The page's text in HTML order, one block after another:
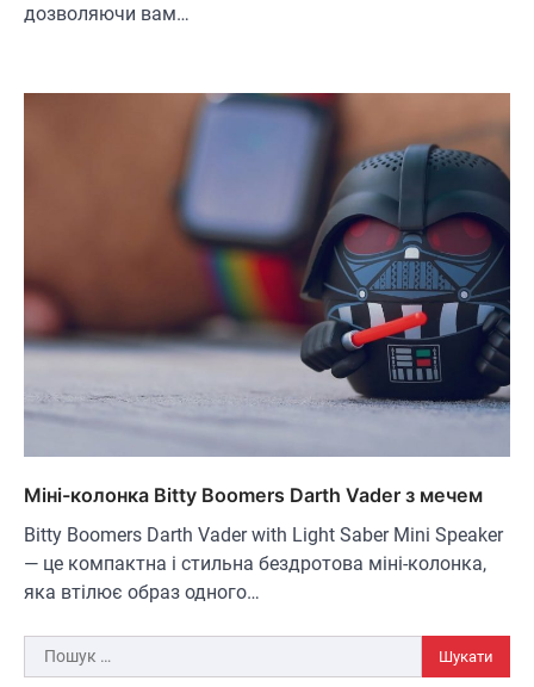
дозволяючи вам…
Міні-колонка Bitty Boomers Darth Vader з мечем
Bitty Boomers Darth Vader with Light Saber Mini Speaker
— це компактна і стильна бездротова міні-колонка,
яка втілює образ одного…
Пошук:
3
ОСВІТЛЕННЯ РОЗУМНИЙ ДІМ
Розумні сонячні прожектори AiDot
Linkind
В'ячеслав 2024-09-05
AiDot Linkind — це розумні сонячні
освітлення вашого подвір'я, саду або…
ЗАРЯДНІ ПРИСТРОЇ